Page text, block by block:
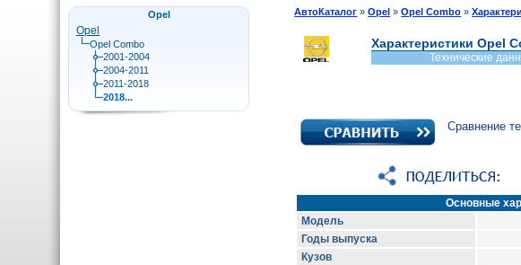
АвтоКаталог »Opel »Opel Combo »
Характеристики Opel
Технические
Сравнение
Основные
Модель
Годы выпуска
Кузов
Opel
Opel
Opel Combo
2001-2004
2004-2011
2011-2018
2018...